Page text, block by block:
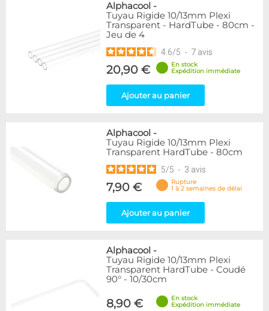
Alphacool -
Tuyau Rigide 10/13mm Plexi
Transparent - HardTube - 80cm -
Jeu de 4
4.6/5 - 7 avis
20,90 €
En stock
Expédition immédiate
Ajouter au panier
Alphacool -
Tuyau Rigide 10/13mm Plexi
Transparent HardTube - 80cm
5/5 - 3 avis
7,90 €
Rupture
1 à 2 semaines de délai
Ajouter au panier
Alphacool -
Tuyau Rigide 10/13mm Plexi
Transparent HardTube - Coudé
90° - 10/30cm
8,90 €
En stock
Expédition immédiate